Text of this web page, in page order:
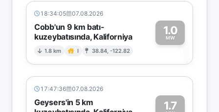
18:34:05 07.08.2026
Cobb'un 9 km batı-
kuzeybatısında, Kaliforniya
1.8 km I 38.84, -122.82
1.0
MW1
17:47:36 07.08.2026
Geysers'in 5 km
1.7